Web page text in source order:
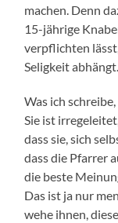
machen. Denn
15-jährige
verpflichten
Seligkeit
Was ich
Sie ist
dass sie, sich
dass die Pfarrer
die beste
Das ist ja nur
wehe ihnen,